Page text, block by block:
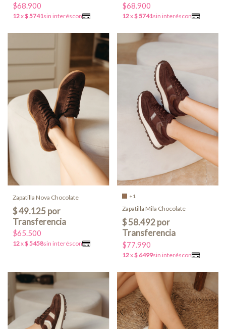
$68.900 $68.900
Zapatilla Nova Chocolate
$65.500
+1
Zapatilla Mila Chocolate
$77.990